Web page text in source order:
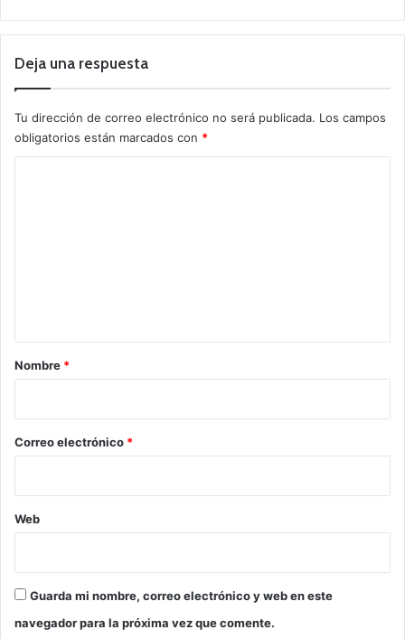
Deja una respuesta
Tu dirección de correo electrónico no será publicada. Los campos
obligatorios están marcados con *
r
*
Nombre *
Correo electrónico *
Web
Guarda mi nombre, correo electrónico y web en este
navegador para la próxima vez que comente.